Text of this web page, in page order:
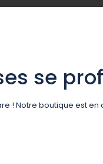
se
! Notre boutique est